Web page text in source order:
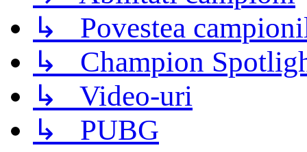
↳ Povestea
↳ Champion
↳ Video-uri
↳ PUBG